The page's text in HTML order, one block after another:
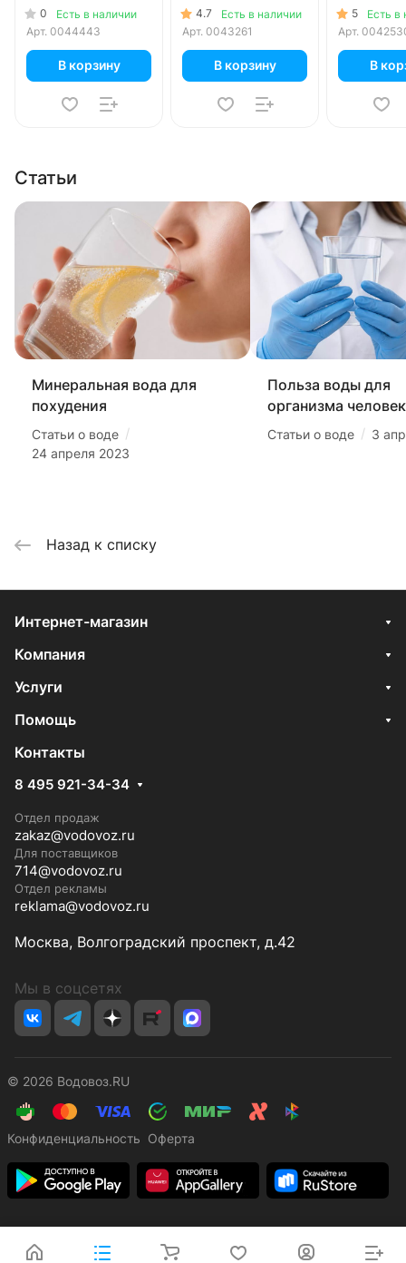
0
Есть в наличии
Арт. 0044443
В корзину
в уп.
4.7
Есть в наличии
Арт. 0043261
В корзину
5
Есть в
Арт.
В
Статьи
Минеральная вода для
похудения
Статьи о воде /
24 апреля 2023
Польза воды для
организма
Статьи о воде / 3
Назад к списку
Интернет-магазин
Компания
Услуги
Помощь
Контакты
8 495 921-34-34
Отдел продаж
zakaz@vodovoz.ru
Для поставщиков
714@vodovoz.ru
Отдел рекламы
reklama@vodovoz.ru
Москва, Волгоградский проспект, д.42
Мы в соцсетях
© 2026 Водовоз.RU
Конфиденциальность Оферта